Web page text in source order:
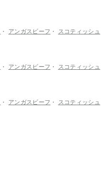
・ アンガスビーフ ・ スコティッシュ
・ アンガスビーフ ・ スコティッシュ
・ アンガスビーフ ・ スコティッシュ